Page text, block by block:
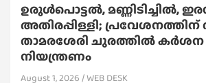
ഉരുൾപൊട്ടൽ, മണ്ണിടിച്ചിൽ,
അതിരപ്പിള്ളി; പ്രവേശനത്തിന്
താമരശേരി ചുരത്തില്‍
നിയന്ത്രണം
August 1, 2026 WEB DESK